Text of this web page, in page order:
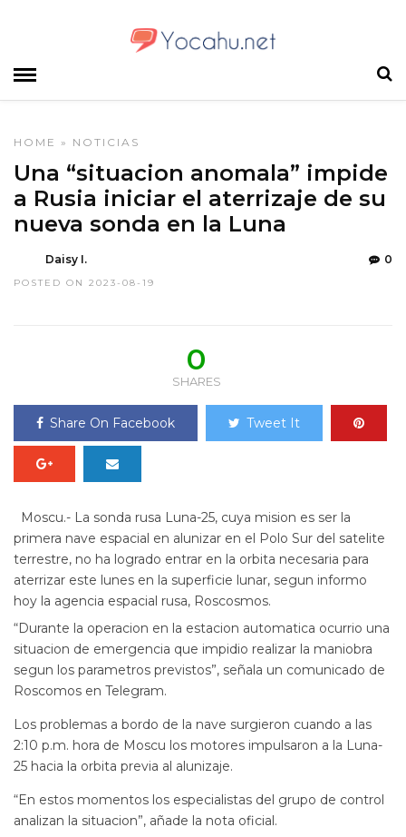
HOME » NOTICIAS
Una “situacion anomala” impide
a Rusia iniciar el aterrizaje de su
nueva sonda en la Luna
Daisy I.
POSTED ON 2023-08-19
0
0
SHARES
Share On Facebook Tweet It
Moscu.- La sonda rusa Luna-25, cuya mision es ser la
primera nave espacial en alunizar en el Polo Sur del satelite
terrestre, no ha logrado entrar en la orbita necesaria para
aterrizar este lunes en la superficie lunar, segun informo
hoy la agencia espacial rusa, Roscosmos.
“Durante la operacion en la estacion automatica ocurrio una
situacion de emergencia que impidio realizar la maniobra
segun los parametros previstos”, señala un comunicado de
Roscomos en Telegram.
Los problemas a bordo de la nave surgieron cuando a las
2:10 p.m. hora de Moscu los motores impulsaron a la Luna-
25 hacia la orbita previa al alunizaje.
“En estos momentos los especialistas del grupo de control
analizan la situacion”, añade la nota oficial.